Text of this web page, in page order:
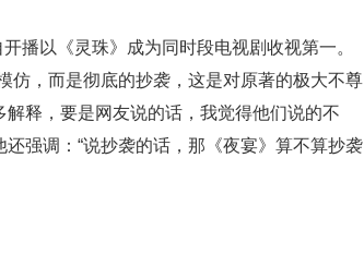
播以《灵珠》成为同时段电视剧收视第一。
仿，而是彻底的抄袭，这是对原著的极大不尊
释，要是网友说的话，我觉得他们说的不
强调：“说抄袭的话，那《夜宴》算不算抄袭